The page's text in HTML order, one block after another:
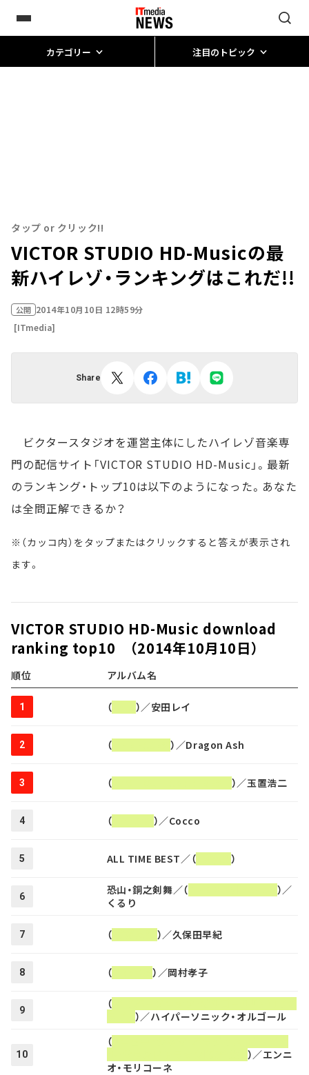
カテゴリー 注目のトピック
タップ or クリック!!
VICTOR STUDIO HD-Musicの最
新ハイレゾ・ランキングはこれだ!!
公開 2014年10月10日 12時59分
[ITmedia]
Share
ビクタースタジオを運営主体にしたハイレゾ音楽専
門の配信サイト「VICTOR STUDIO HD-Music」。最新
のランキング・トップ10は以下のようになった。あなた
は全問正解できるか？
※（カッコ内）をタップまたはクリックすると答えが表示され
ます。
VICTOR STUDIO HD-Music download
ranking top10 （2014年10月10日）
順位 アルバム名
1 （ ）／安田レイ
2 （ ）／Dragon Ash
3 （ ）／玉置浩二
4 （ ）／Cocco
5 ALL TIME BEST／（ ）
6 恐山・銅之剣舞／（
）／
くるり
7 （ ）／久保田早紀
8 （ ）／岡村孝子
9 （
）／ハイパーソニック・オルゴール
10
（
）／エンニ
オ・モリコーネ